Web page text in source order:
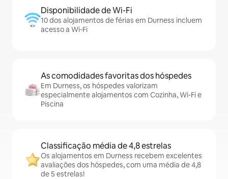
Disponibilidade de Wi-Fi
10 dos alojamentos de férias em Durness incluem
acesso a Wi-Fi
As comodidades favoritas dos hóspedes
Em Durness, os hóspedes valorizam
especialmente alojamentos com Cozinha, Wi-Fi e
Piscina
Classificação média de 4,8 estrelas
Os alojamentos em Durness recebem excelentes
avaliações dos hóspedes, com uma média de 4,8
de 5 estrelas!